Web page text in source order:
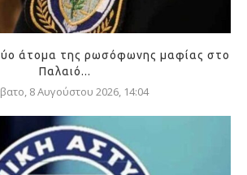
άτομα της ρωσόφωνης μαφίας στο
Παλαιό...
8 Αυγούστου 2026, 14:04